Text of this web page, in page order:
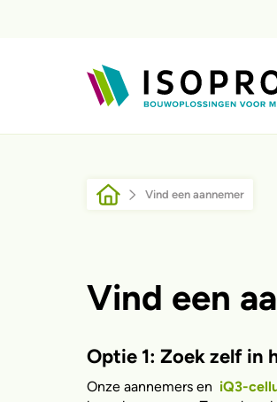
Kruimelpad
Vind een aannemer
Vind een
Optie 1: Zoek zelf in
Onze aannemers en iQ3-